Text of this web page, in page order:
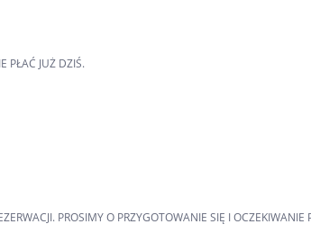
PŁAĆ JUŻ DZIŚ.
PROSIMY O PRZYGOTOWANIE SIĘ I